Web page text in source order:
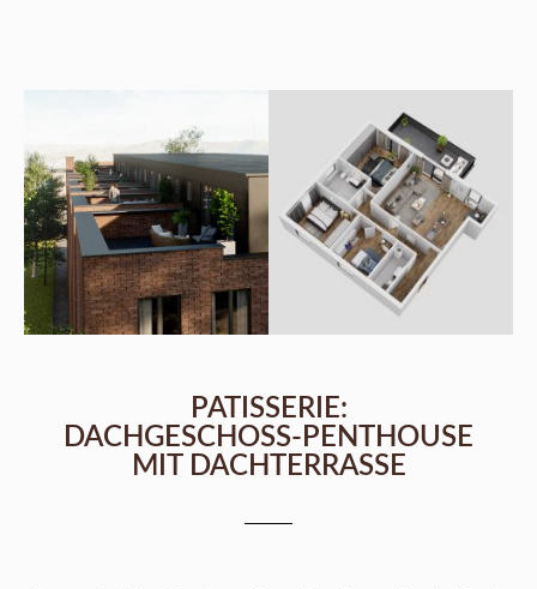
PATISSERIE:
DACHGESCHOSS-PENTHOUSE
MIT DACHTERRASSE